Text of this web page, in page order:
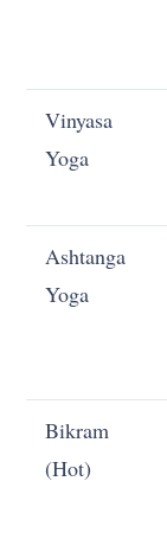
Vinyasa
Yoga
Ashtanga
Yoga
Bikram
(Hot)